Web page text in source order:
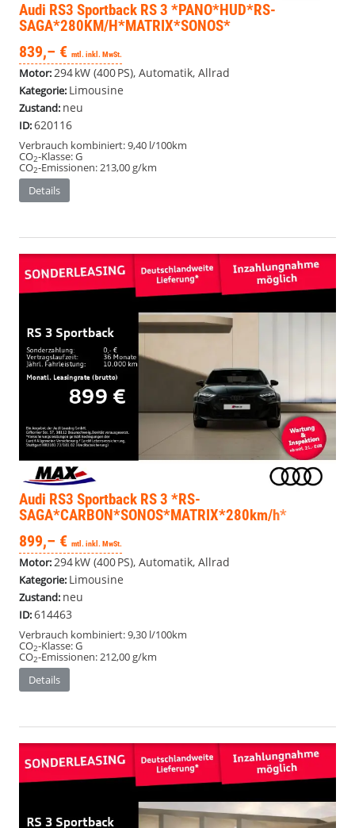
Audi RS3 Sportback RS 3 *PANO*HUD*RS-
SAGA*280KM/H*MATRIX*SONOS*
839,– € mtl. inkl. MwSt.
Motor: 294 kW (400 PS), Automatik, Allrad
Kategorie: Limousine
Zustand: neu
ID:620116
Verbrauch kombiniert:9,40 l/100km
CO2-Klasse:G
CO2-Emissionen:213,00 g/km
Details
Audi RS3 Sportback RS 3 *RS-
SAGA*CARBON*SONOS*MATRIX*280km/h*
899,– € mtl. inkl. MwSt.
Motor: 294 kW (400 PS), Automatik, Allrad
Kategorie: Limousine
Zustand: neu
ID:614463
Verbrauch kombiniert:9,30 l/100km
CO2-Klasse:G
CO2-Emissionen: 212,00 g/km
Details